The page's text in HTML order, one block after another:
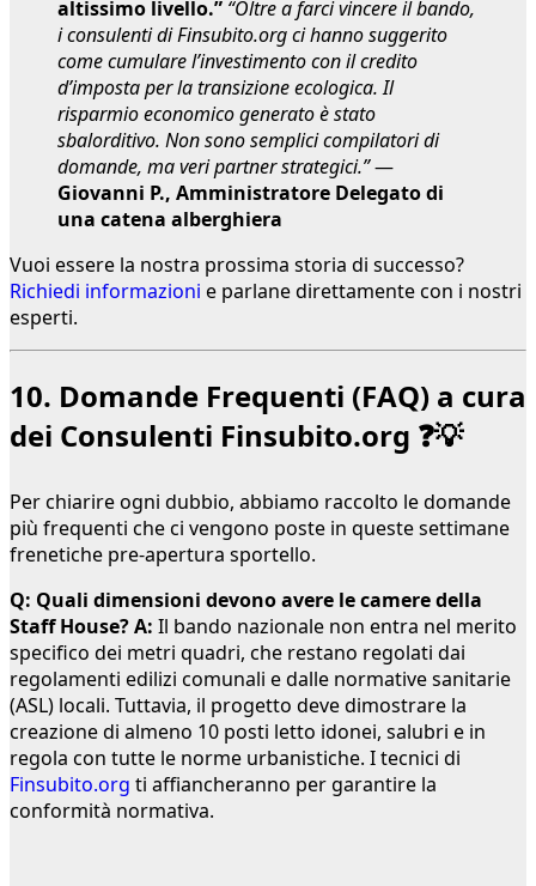
altissimo livello.” “Oltre a farci vincere il bando,
i consulenti di Finsubito.org ci hanno suggerito
come cumulare l’investimento con il credito
d’imposta per la transizione ecologica. Il
risparmio economico generato è stato
sbalorditivo. Non sono semplici compilatori di
domande, ma veri partner strategici.”—
Giovanni P., Amministratore Delegato di
una catena alberghiera
Vuoi essere la nostra prossima storia di successo?
Richiedi informazioni e parlane direttamente con i nostri
esperti.
10. Domande Frequenti (FAQ) a cura
dei Consulenti Finsubito.org ❓💡
Per chiarire ogni dubbio, abbiamo raccolto le domande
più frequenti che ci vengono poste in queste settimane
frenetiche pre-apertura sportello.
Q: Quali dimensioni devono avere le camere della
Staff House?A: Il bando nazionale non entra nel merito
specifico dei metri quadri, che restano regolati dai
regolamenti edilizi comunali e dalle normative sanitarie
(ASL) locali. Tuttavia, il progetto deve dimostrare la
creazione di almeno 10 posti letto idonei, salubri e in
regola con tutte le norme urbanistiche. I tecnici di
Finsubito.org ti affiancheranno per garantire la
conformità normativa.